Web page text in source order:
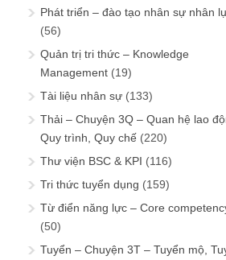
Phát triển – đào tạo nhân sự nhân
(56)
Quản trị tri thức – Knowledge
Management (19)
Tài liệu nhân sự (133)
Thải – Chuyện 3Q – Quan hệ lao
Quy trình, Quy chế (220)
Thư viện BSC & KPI (116)
Tri thức tuyển dụng (159)
Từ điển năng lực – Core
(50)
Tuyển – Chuyện 3T – Tuyển mộ,